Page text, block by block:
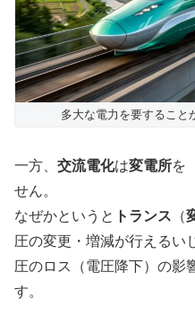
多大な電力を要すること
一方、 交流電化は変電所を
せん。
なぜかというと トランス （
圧の変更・増減が行えるい
圧のロス（電圧降下）の影
す。